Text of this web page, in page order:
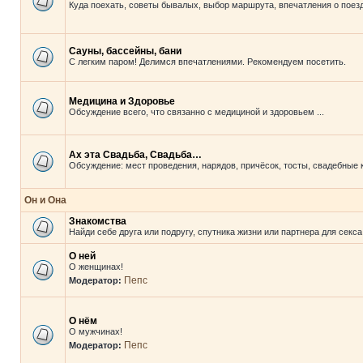
Куда поехать, советы бывалых, выбор маршрута, впечатления о
Сауны, бассейны, бани
С легким паром! Делимся впечатлениями. Рекомендуем посетить.
Медицина и Здоровье
Обсуждение всего, что связанно с медициной и здоровьем ...
Ах эта Свадьба, Свадьба…
Обсуждение: мест проведения, нарядов, причёсок, тосты, свадебные
Он и Она
Знакомства
Найди себе друга или подругу, спутника жизни или партнера для секса.
О ней
О женщинах!
Модератор: Пепс
О нём
О мужчинах!
Модератор: Пепс